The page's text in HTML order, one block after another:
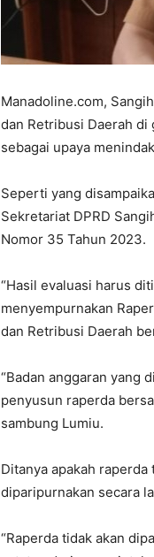
Manadoline.com,
dan Retribusi Daerah di
sebagai upaya
Seperti yang
Sekretariat DPRD
Nomor 35 Tahun 2023.
“Hasil evaluasi harus
menyempurnakan
dan Retribusi Daerah
“Badan anggaran yang
penyusun raperda
sambung Lumiu.
Ditanya apakah
diparipurnakan secara
“Raperda tidak akan